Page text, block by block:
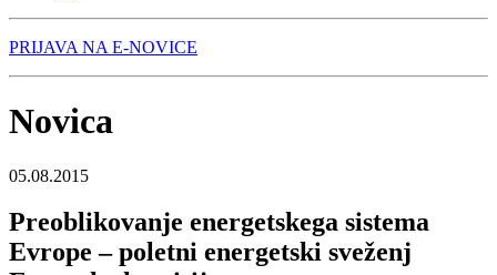
PRIJAVA NA E-NOVICE
Novica
05.08.2015
Preoblikovanje energetskega sistema
Evrope – poletni energetski sveženj